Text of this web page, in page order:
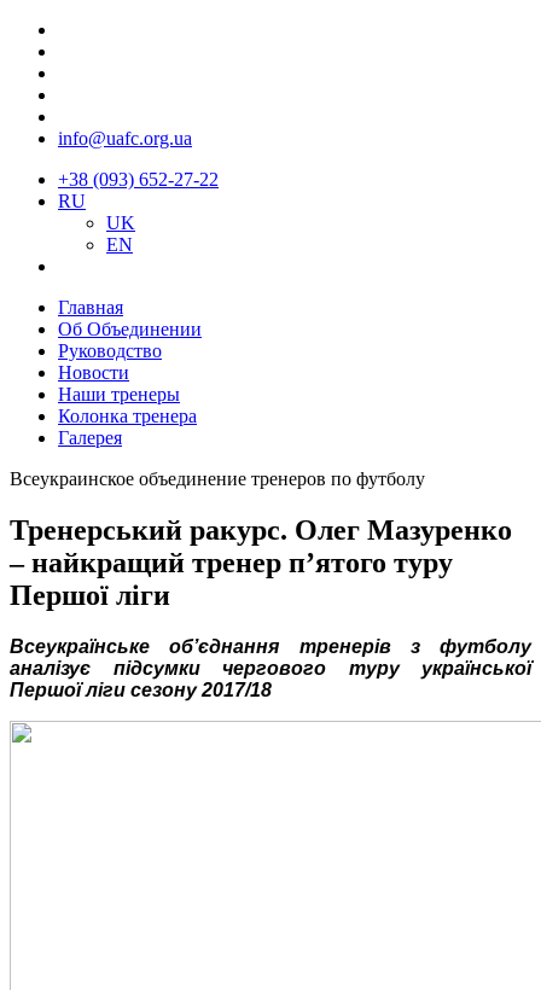
info@uafc.org.ua
+38 (093) 652-27-22
RU
UK
EN
Главная
Об Объединении
Руководство
Новости
Наши тренеры
Колонка тренера
Галерея
Всеукраинское объединение тренеров по футболу
Тренерський ракурс. Олег Мазуренко
– найкращий тренер п’ятого туру
Першої ліги
Всеукраїнське об’єднання тренерів з футболу
аналізує підсумки чергового туру української
Першої ліги сезону 2017/18